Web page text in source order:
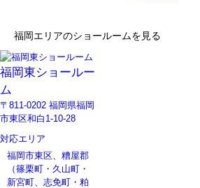
福岡エリアのショールームを見る
福岡東ショールー
ム
〒811-0202 福岡県福岡
市東区和白1-10-28
対応エリア
福岡市東区、糟屋郡
（篠栗町・久山町・
新宮町、志免町・粕